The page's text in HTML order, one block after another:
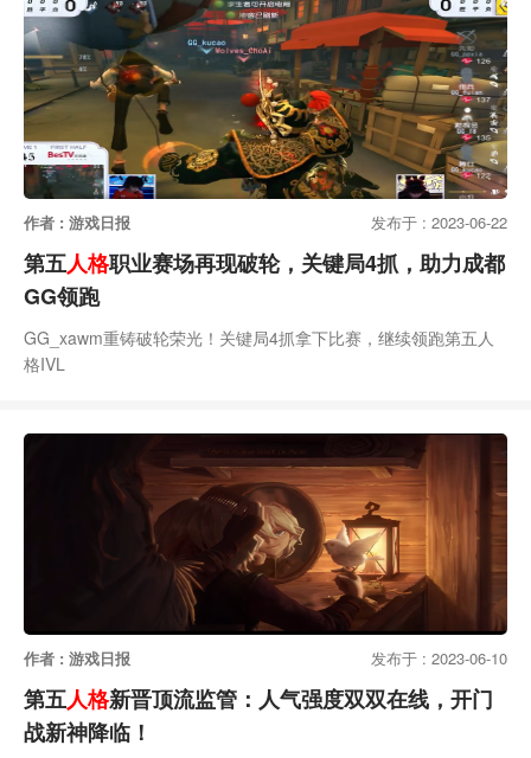
作者 : 游戏日报 发布于 : 2023-06-22
第五人格职业赛场再现破轮，关键局4抓，助力成都
GG领跑
GG_xawm重铸破轮荣光！关键局4抓拿下比赛，继续领跑第五人
格IVL
作者 : 游戏日报 发布于 : 2023-06-10
第五人格新晋顶流监管：人气强度双双在线，开门
战新神降临！